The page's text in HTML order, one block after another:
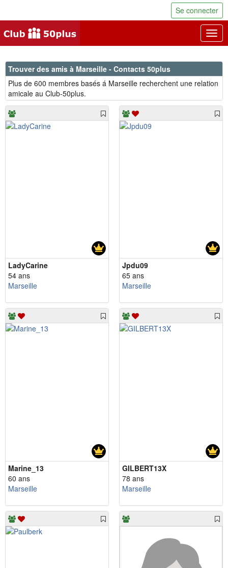
Se connecter
Trouver des amis à Marseille - Contacts 50plus
Plus de 600 membres basés á Marseille recherchent une relation
amicale au Club-50plus.
LadyCarine
54 ans
Marseille
Jpdu09
65 ans
Marseille
Marine_13
60 ans
Marseille
GILBERT13X
78 ans
Marseille